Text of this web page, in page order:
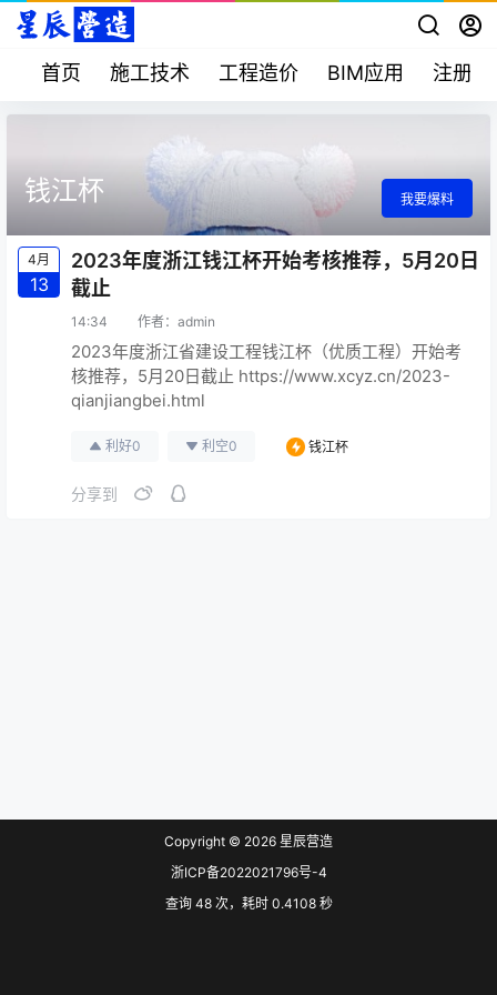
首页 施工技术 工程造价 BIM应用 注册考
钱江杯 我要爆料
4月
13
2023年度浙江钱江杯开始考核推荐，5月20日
截止
14:34 作者： admin
2023年度浙江省建设工程钱江杯（优质工程）开始考
核推荐，5月20日截止 https://www.xcyz.cn/2023-
qianjiangbei.html
利好0 利空0 钱江杯
分享到
Copyright © 2026 星辰营造
浙ICP备2022021796号-4
查询 48 次，耗时 0.4108 秒